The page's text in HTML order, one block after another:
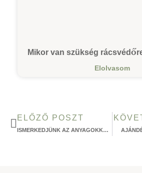
Mikor van szükség
Elolvasom
ELŐZŐ POSZT
ISMERKEDJÜNK AZ ANYAGOKKAL 2. RÉSZ